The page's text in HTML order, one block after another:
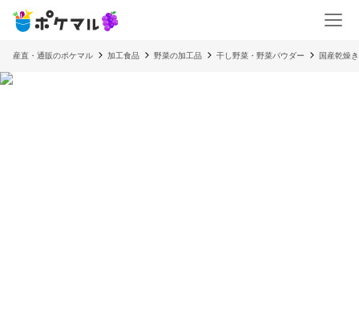
産直・通販のポケマル 加工食品 野菜の加工品 干し野菜・野菜パウダー 国産乾燥